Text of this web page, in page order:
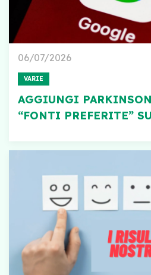
06/07/2026
VARIE
AGGIUNGI
“FONTI PREFERITE”